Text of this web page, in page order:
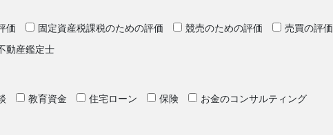
価 固定資産税課税のための評価 競売のための評価
売買の評価
動産鑑定士
教育資金 住宅ローン 保険
お金のコンサルティング